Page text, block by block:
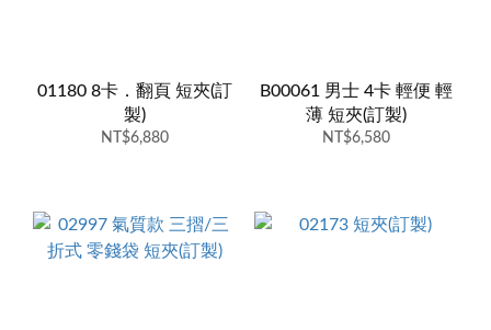
01180 8卡．翻頁 短夾(訂
製)
NT$6,880
B00061 男士 4卡 輕便 輕
薄 短夾(訂製)
NT$6,580